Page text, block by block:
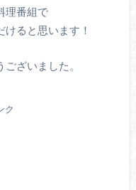
理番組で
ると思います！
ざいました。
ク